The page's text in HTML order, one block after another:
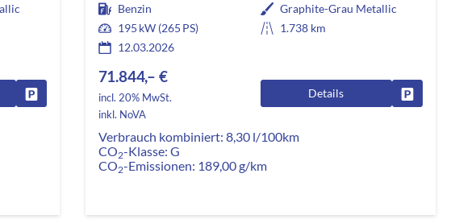
Fahrzeug parken
Benzin
Graphite-Grau Metallic
195 kW (265 PS)
1.738 km
12.03.2026
71.844,– €
incl. 20% MwSt.
inkl. NoVA
Details
Verbrauch kombiniert: 8,30 l/100km
CO2-Klasse: G
CO2-Emissionen: 189,00 g/km